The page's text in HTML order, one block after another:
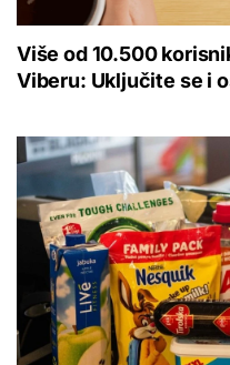
Više od 10.500
Viberu: Uključite se i